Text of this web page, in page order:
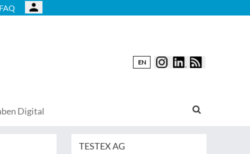
FAQ
EN
Digital
TESTEX AG